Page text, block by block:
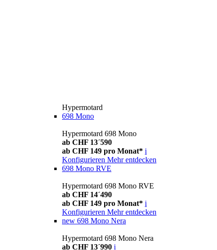
Hypermotard
698 Mono
Hypermotard 698 Mono
ab CHF 13´590
ab CHF 149 pro Monat* i
Konfigurieren Mehr entdecken
698 Mono RVE
Hypermotard 698 Mono RVE
ab CHF 14´490
ab CHF 149 pro Monat* i
Konfigurieren Mehr entdecken
new 698 Mono Nera
Hypermotard 698 Mono Nera
ab CHF 13´990 i